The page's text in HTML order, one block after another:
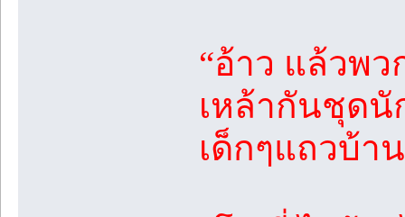
“อ้าว แล้วพ
เหล้ากันชุดนั
เด็กๆแถวบ้า